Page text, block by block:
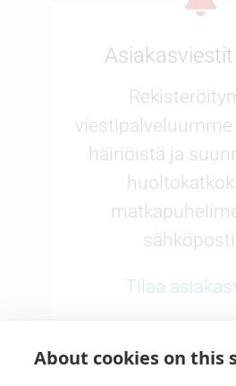
About cookies on this
häiriöistä ja
Tilaa